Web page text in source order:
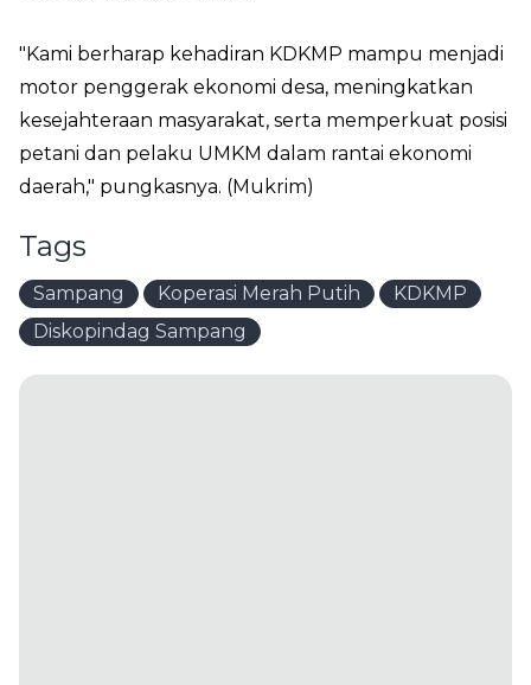
"Kami berharap kehadiran KDKMP mampu menjadi
motor penggerak ekonomi desa, meningkatkan
kesejahteraan masyarakat, serta memperkuat posisi
petani dan pelaku UMKM dalam rantai ekonomi
daerah," pungkasnya. (Mukrim)
Tags
Sampang Koperasi Merah Putih
KDKMP
Diskopindag Sampang